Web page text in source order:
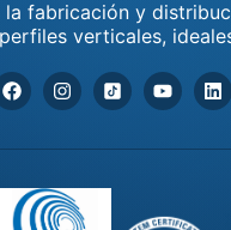
fabricación y
verticales,